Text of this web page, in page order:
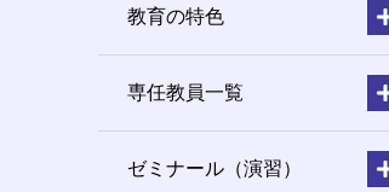
教育の特色
専任教員一覧
ゼミナール（演習）